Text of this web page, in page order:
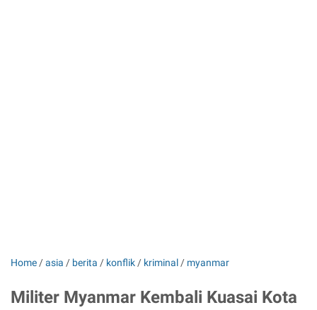
Home /asia / berita / konflik / kriminal / myanmar
Militer Myanmar Kembali Kuasai Kota